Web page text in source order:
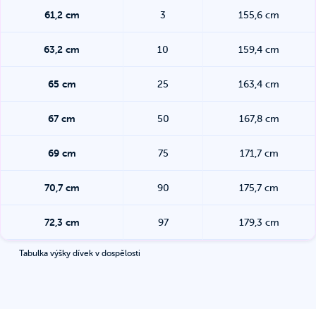
61,2cm 3 155,6 cm
63,2 cm 10 159,4 cm
65cm 25 163,4 cm
67cm 50 167,8cm
69cm 75 171,7cm
70,7cm 90 175,7 cm
72,3 cm 97 179,3 cm
Tabulka výšky dívek v dospělosti